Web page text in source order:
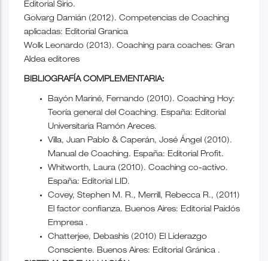
Editorial Sirio.
Golvarg Damián (2012). Competencias de Coaching
aplicadas: Editorial Granica
Wolk Leonardo (2013). Coaching para coaches: Gran
Aldea editores
BIBLIOGRAFÍA COMPLEMENTARIA:
Bayón Mariné, Fernando (2010). Coaching Hoy:
Teoría general del Coaching. España: Editorial
Universitaria Ramón Areces.
Villa, Juan Pablo & Caperán, José Ángel (2010).
Manual de Coaching. España: Editorial Profit.
Whitworth, Laura (2010). Coaching co-activo.
España: Editorial LID.
Covey, Stephen M. R., Merrill, Rebecca R., (2011)
El factor confianza. Buenos Aires: Editorial Paidós
Empresa .
Chatterjee, Debashis (2010) El Liderazgo
Consciente. Buenos Aires: Editorial Gránica .